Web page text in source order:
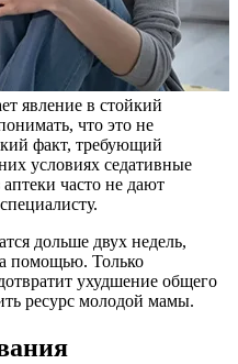
явление в стойкий
что это не
факт, требующий
условиях седативные
часто не дают
дольше двух недель,
помощью. Только
ухудшение общего
ресурс молодой мамы.